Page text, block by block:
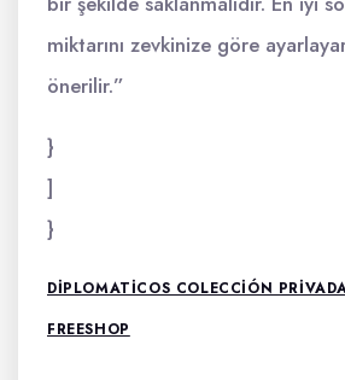
miktarını zevkinize göre
önerilir.”
}
]
}
DIPLOMATICOS COLECCIÓN
FREESHOP